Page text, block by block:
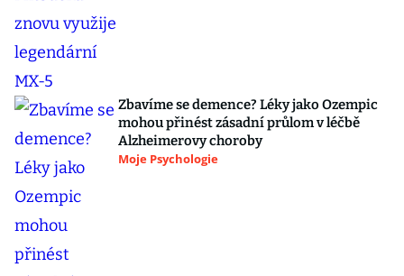
Zbavíme se demence? Léky jako Ozempic
mohou přinést zásadní průlom v léčbě
Alzheimerovy choroby
Moje Psychologie